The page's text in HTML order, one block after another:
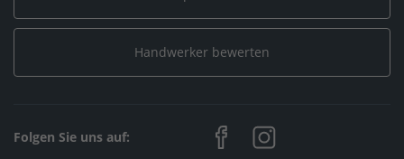
Ostertag + Maier GmbH Badsanierung Küche Heizung /
Mitgliedschaften und Auszeichnungen /
Zertifikat für Kundenzufriedenheit 2024
Ostertag + Maier GmbH Badsanierung Küche Heizung
Handwerker bewerten
Folgen Sie uns auf: